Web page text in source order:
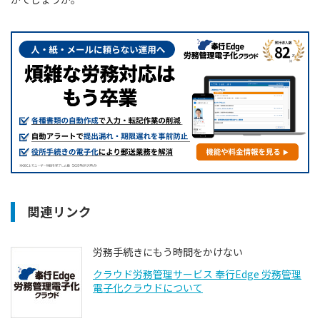
関連リンク
労務手続きにもう時間をかけない
クラウド労務管理サービス 奉行Edge 労務管理
電子化クラウドについて